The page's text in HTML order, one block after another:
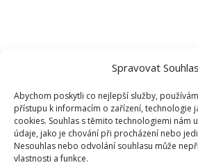
Spravovat Souhlas
Abychom poskytli co nejlepší služby,
přístupu k informacím o zařízení, technologie
cookies. Souhlas s těmito technologiemi nám
údaje, jako je chování při procházení nebo
Nesouhlas nebo odvolání souhlasu může
vlastnosti a funkce.